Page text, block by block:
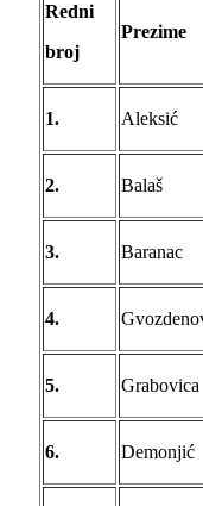
Redni
broj
Prezime
1. Aleksić
2. Balaš
3. Baranac
4.
5. Grabovica
6. Demonjić